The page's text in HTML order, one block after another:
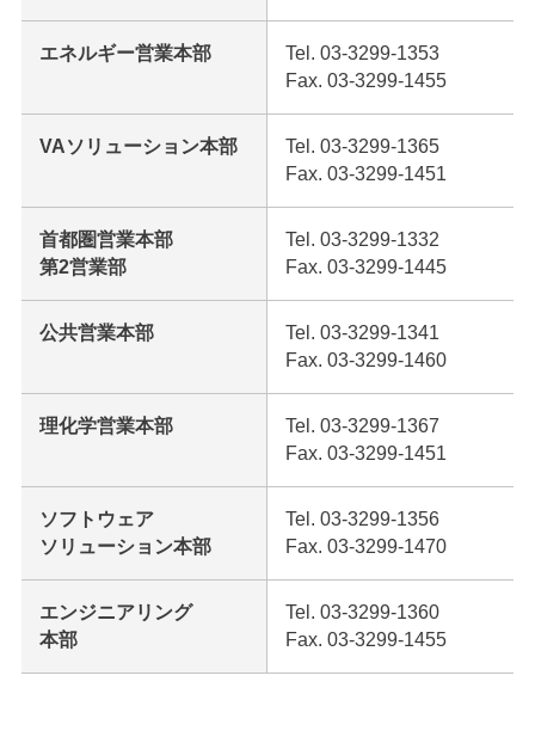
エネルギー営業本部
Tel. 03-3299-1353
Fax. 03-3299-1455
VAソリューション本部
Tel. 03-3299-1365
Fax. 03-3299-1451
首都圏営業本部
第2営業部
Tel. 03-3299-1332
Fax. 03-3299-1445
公共営業本部
Tel. 03-3299-1341
Fax. 03-3299-1460
理化学営業本部
Tel. 03-3299-1367
Fax. 03-3299-1451
ソフトウェア
ソリューション本部
Tel. 03-3299-1356
Fax. 03-3299-1470
エンジニアリング
本部
Tel. 03-3299-1360
Fax. 03-3299-1455